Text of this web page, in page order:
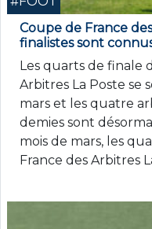
Coupe de France
finalistes sont
Les quarts de finale
Arbitres La Poste se
mars et les quatre
demies sont
mois de mars, les
France des Arbitres